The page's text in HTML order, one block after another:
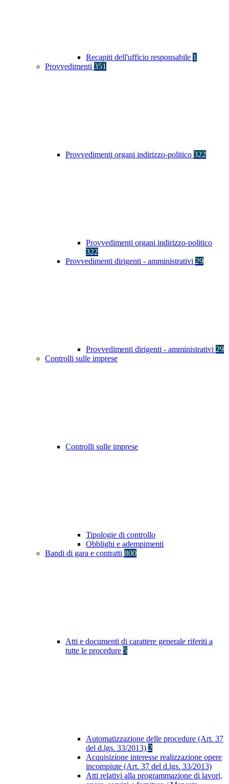
Recapiti dell'ufficio responsabile 1
Provvedimenti 351
Provvedimenti organi indirizzo-politico 322
Provvedimenti organi indirizzo-politico
322
Provvedimenti dirigenti - amministrativi 29
Provvedimenti dirigenti - amministrativi 29
Controlli sulle imprese
Controlli sulle imprese
Tipologie di controllo
Obblighi e adempimenti
Bandi di gara e contratti 800
Atti e documenti di carattere generale riferiti a
tutte le procedure 5
Automatizzazione delle procedure (Art. 37
del d.lgs. 33/2013) 2
Acquisizione interesse realizzazione opere
incompiute (Art. 37 del d.lgs. 33/2013)
Atti relativi alla programmazione di lavori,